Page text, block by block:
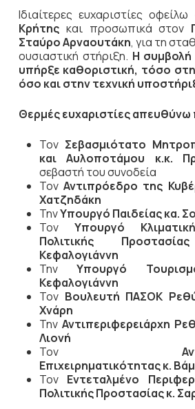
Ιδιαίτερες ευχαριστίες οφείλω
Κρήτηςκαι προσωπικά στον
Σταύρο Αρναουτάκη, για τη
ουσιαστική στήριξη. Η συμβολή
υπήρξε καθοριστική, τόσο
όσο και στην τεχνική
Θερμές ευχαριστίες απευθύνω
Τον Σεβασμιότατο
και Αυλοποτάμου κ.κ.
σεβαστή του συνοδεία
ΤονΑντιπρόεδρο της
Χατζηδάκη
ΤηνΥπουργό Παιδείας κα.
ΤονΥπουργό
Πολιτικής
Κεφαλογιάννη
ΤηνΥπουργό
Κεφαλογιάννη
Τον Βουλευτή ΠΑΣΟΚ
Χνάρη
ΤηνΑντιπεριφερειάρχη
Λιονή
Τον
Επιχειρηματικότητας κ.
Τον Εντεταλμένο
Πολιτικής Προστασίας κ.